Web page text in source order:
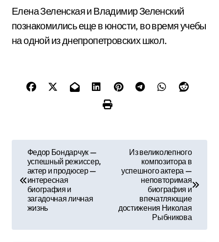
Елена Зеленская и Владимир Зеленский
познакомились еще в юности, во время учебы
на одной из днепропетровских школ.
г
Федор Бондарчук —
успешный режиссер,
актер и продюсер —
интересная
биография и
загадочная личная
жизнь
Из великолепного
композитора в
успешного актера —
неповторимая
биография и
впечатляющие
достижения Николая
Рыбникова